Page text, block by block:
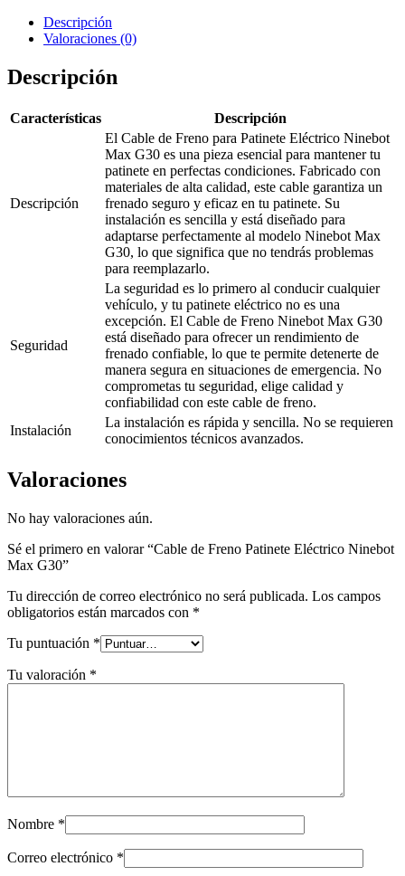
Descripción
Valoraciones (0)
Descripción
Características Descripción
Descripción
El Cable de Freno para Patinete Eléctrico Ninebot
Max G30 es una pieza esencial para mantener tu
patinete en perfectas condiciones. Fabricado con
materiales de alta calidad, este cable garantiza un
frenado seguro y eficaz en tu patinete. Su
instalación es sencilla y está diseñado para
adaptarse perfectamente al modelo Ninebot Max
G30, lo que significa que no tendrás problemas
para reemplazarlo.
Seguridad
La seguridad es lo primero al conducir cualquier
vehículo, y tu patinete eléctrico no es una
excepción. El Cable de Freno Ninebot Max G30
está diseñado para ofrecer un rendimiento de
frenado confiable, lo que te permite detenerte de
manera segura en situaciones de emergencia. No
comprometas tu seguridad, elige calidad y
confiabilidad con este cable de freno.
Instalación
La instalación es rápida y sencilla. No se requieren
conocimientos técnicos avanzados.
Valoraciones
No hay valoraciones aún.
Sé el primero en valorar “Cable de Freno Patinete Eléctrico Ninebot
Max G30”
Tu dirección de correo electrónico no será publicada. Los campos
obligatorios están marcados con *
Tu puntuación *
Tu valoración *
Nombre *
Correo electrónico *